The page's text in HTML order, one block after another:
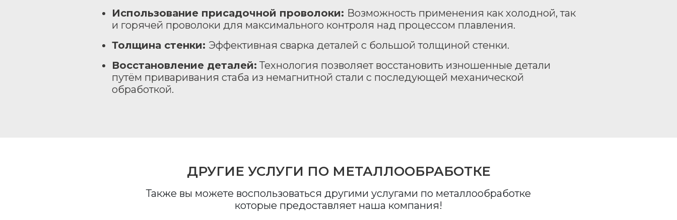
Использование присадочной проволоки: Возможность применения как холодной, так
и горячей проволоки для максимального контроля над процессом плавления.
Толщина стенки: Эффективная сварка деталей с большой толщиной стенки.
Восстановление деталей: Технология позволяет восстановить изношенные детали
путём приваривания стаба из немагнитной стали с последующей механической
обработкой.
ДРУГИЕ УСЛУГИ ПО МЕТАЛЛООБРАБОТКЕ
Также вы можете воспользоваться другими услугами по металлообработке
которые предоставляет наша компания!